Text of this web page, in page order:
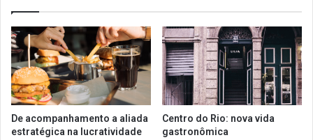
De acompanhamento a aliada
estratégica na lucratividade
Centro do Rio: nova vida
gastronômica